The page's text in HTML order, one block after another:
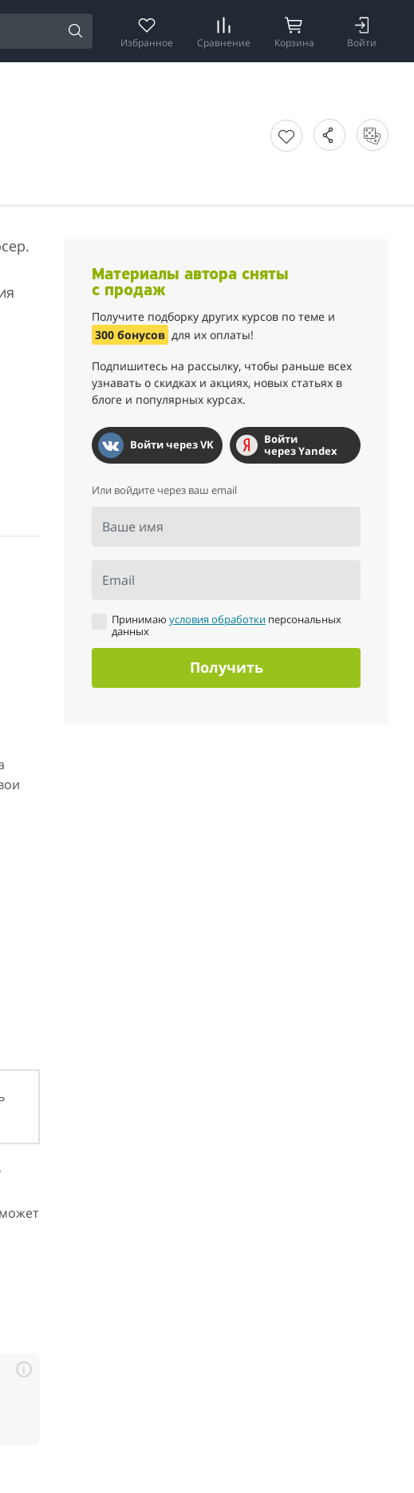
Избранное Сравнение Корзина Войти
i
Материалы автора сняты
с продаж
Получите подборку других курсов по теме и
300 бонусов для их оплаты!
Подпишитесь на рассылку, чтобы раньше всех
узнавать о скидках и акциях, новых статьях в
блоге и популярных курсах.
Войти через VK
Войти
через Yandex
Или войдите через ваш email
Ваше имя
Email
Принимаюусловия обработки персональных
данных
Получить